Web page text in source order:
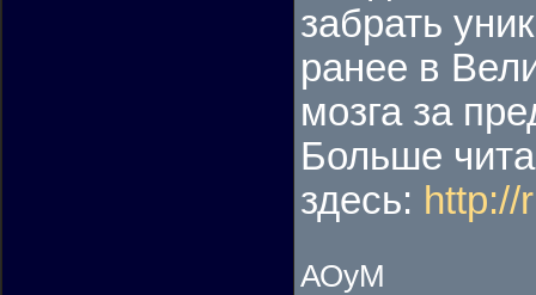
забрать
ранее в
мозга за
Больше
здесь: http://
АОуМ